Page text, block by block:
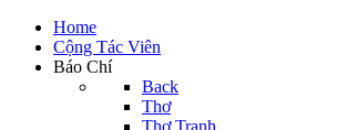
Home
Cộng Tác Viên
Báo Chí
Back
Thơ
Thơ Tranh